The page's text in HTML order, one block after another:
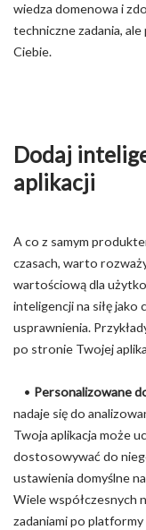
wiedza domenowa i
techniczne zadania, ale
Ciebie.
Dodaj
aplikacji
A co z samym
czasach, warto
wartościową dla
inteligencji na siłę
usprawnienia.
po stronie Twojej
• Personalizowane
nadaje się do
Twoja aplikacja może
dostosowywać do
ustawienia domyślne
Wiele współczesnych
zadaniami po